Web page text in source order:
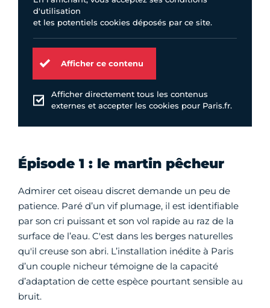
d'utilisation
et les potentiels cookies déposés par ce site.
Afficher ce contenu
Afficher directement tous les contenus
externes et accepter les cookies pour Paris.fr.
Épisode 1 : le martin pêcheur
Admirer cet oiseau discret demande un peu de
patience. Paré d’un vif plumage, il est identifiable
par son cri puissant et son vol rapide au raz de la
surface de l’eau. C'est dans les berges naturelles
qu'il creuse son abri. L’installation inédite à Paris
d’un couple nicheur témoigne de la capacité
d’adaptation de cette espèce pourtant sensible au
bruit.